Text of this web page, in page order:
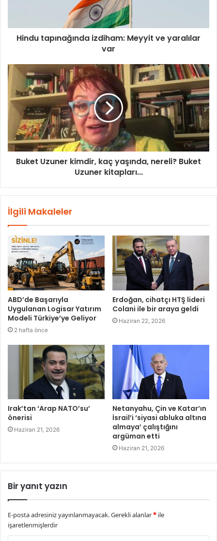
Hindu tapınağında izdiham: Meyyit ve yaralılar
var
Buket Uzuner kimdir, kaç yaşında, nereli? Buket
Uzuner kitapları...
İlgili Makaleler
ABD’de Başarıyla
Uygulanan Logisar Yatırım
Modeli Türkiye’ye Geliyor
2 hafta önce
Erdoğan, cihatçı HTŞ lideri
Colani ile bir araya geldi
Haziran 22, 2026
Irak’tan ‘Arap NATO’su’
önerisi
Haziran 21, 2026
Netanyahu, Çin ve Katar’ın
İsrail’i ‘siyasi abluka altına
almaya’ çalıştığını
argüman etti
Haziran 21, 2026
Bir yanıt yazın
E-posta adresiniz yayınlanmayacak.Gerekli alanlar* ile
işaretlenmişlerdir